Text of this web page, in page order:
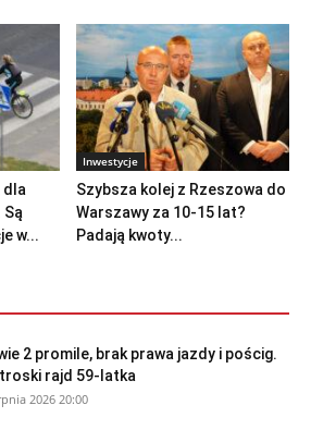
dla
Są
w...
Inwestycje
Szybsza kolej z Rzeszowa do
Warszawy za 10-15 lat?
Padają kwoty...
2 promile, brak prawa jazdy i pościg.
rajd 59-latka
2026 20:00